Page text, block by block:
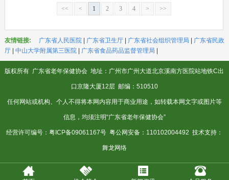
<< < 1 2 3 4 > >>
友情链接: 广东省人民医院| 广东省卫生厅| 广东省社会组织管理局
广东省民政
厅| 中山大学附属第三医院| 广东省食品药品监督管理局
版权所有 广东省老年保健协会 地址：广州市广州大道北京溪南方医院站地铁C出
口京隆大厦12层 邮编：510510
任何网站或机构、个人不得将本网内容用于商业用途，如转载本网文字或图片等
信息，均须注明“广东省老年保健协会”
经营许可编号： 粤ICP备09061167号粤公网安备：110102004492 技术支持：
舞龙网络